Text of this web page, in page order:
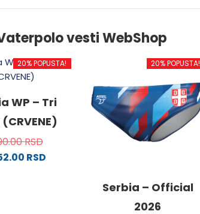
vesti WebShop
20% POPUSTA!
WP – Tri
RSD
RSD
20% POPUSTA!
Serbia – Official
2026